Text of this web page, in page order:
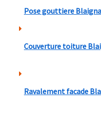
Pose gouttiere
Couverture toiture
Ravalement facade